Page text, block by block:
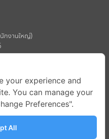
กงานใหญ่)
น กรุงเทพมหานคร 10330
your experience and
You can manage your
Preferences".
All